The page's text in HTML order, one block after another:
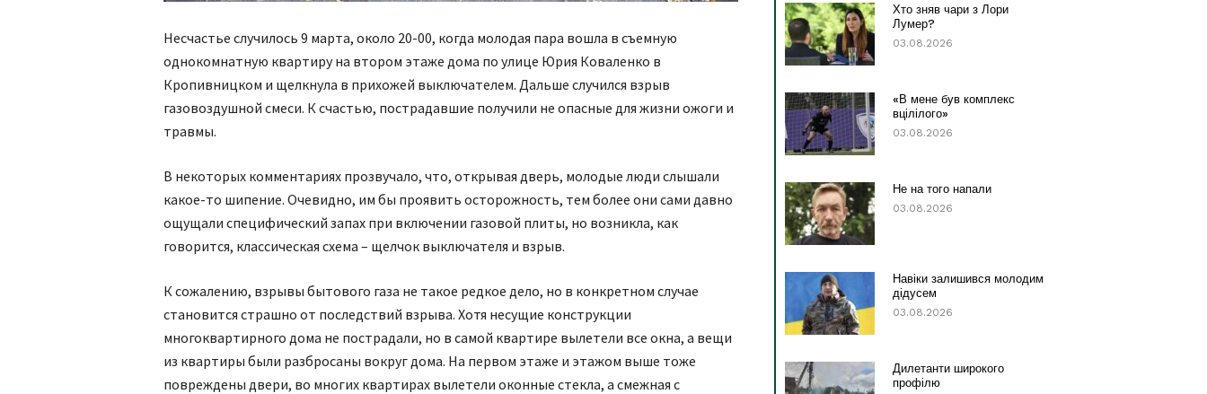
Несчастье случилось 9 марта, около 20-00, когда молодая пара вошла в съемную
однокомнатную квартиру на втором этаже дома по улице Юрия Коваленко в
Кропивницком и щелкнула в прихожей выключателем. Дальше случился взрыв
газовоздушной смеси. К счастью, пострадавшие получили не опасные для жизни ожоги и
травмы.
В некоторых комментариях прозвучало, что, открывая дверь, молодые люди слышали
какое-то шипение. Очевидно, им бы проявить осторожность, тем более они сами давно
ощущали специ­фический запах при включении газовой плиты, но возникла, как
говорится, классическая схема – щелчок выключателя и взрыв.
К сожалению, взрывы бытового газа не такое редкое дело, но в конкретном случае
становится страшно от последствий взрыва. Хотя несущие конструкции
многоквартирного дома не пострадали, но в самой квартире вылетели все окна, а вещи
из квартиры были разбросаны вокруг дома. На первом этаже и этажом выше тоже
повреждены двери, во многих квартирах вылетели оконные стекла, а смежная с
Хто зняв чари з Лори
Лумер?
03.08.2026
«В мене був комплекс
вцілілого»
03.08.2026
Не на того напали
03.08.2026
Навіки залишився молодим
дідусем
03.08.2026
Дилетанти широкого
профілю